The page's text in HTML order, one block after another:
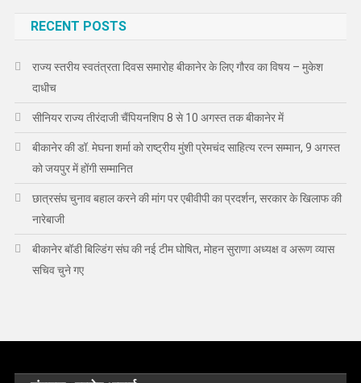
RECENT POSTS
राज्य स्तरीय स्वतंत्रता दिवस समारोह बीकानेर के लिए गौरव का विषय – मुकेश
दाधीच
सीनियर राज्य तीरंदाजी चैंपियनशिप 8 से 10 अगस्त तक बीकानेर में
बीकानेर की डॉ. मेघना शर्मा को राष्ट्रीय मुंशी प्रेमचंद साहित्य रत्न सम्मान, 9 अगस्त
को जयपुर में होंगी सम्मानित
छात्रसंघ चुनाव बहाल करने की मांग पर एबीवीपी का प्रदर्शन, सरकार के खिलाफ की
नारेबाजी
बीकानेर बॉडी बिल्डिंग संघ की नई टीम घोषित, मोहन सुराणा अध्यक्ष व अरूण व्यास
सचिव चुने गए